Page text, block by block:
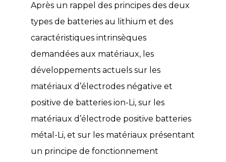
Après un rappel des principes des deux
types de batteries au lithium et des
caractéristiques intrinsèques
demandées aux matériaux, les
développements actuels sur les
matériaux d’électrodes négative et
positive de batteries ion-Li, sur les
matériaux d’électrode positive batteries
métal-Li, et sur les matériaux présentant
un principe de fonctionnement